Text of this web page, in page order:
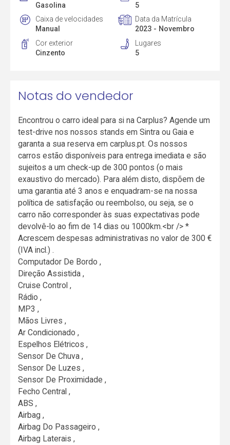
Gasolina
5
Caixa de velocidades
Manual
Data da Matrícula
2023 - Novembro
Cor exterior
Cinzento
Lugares
5
Notas do vendedor
Encontrou o carro ideal para si na Carplus? Agende um
test-drive nos nossos stands em Sintra ou Gaia e
garanta a sua reserva em carplus.pt. Os nossos
carros estão disponíveis para entrega imediata e são
sujeitos a um check-up de 300 pontos (o mais
exaustivo do mercado). Para além disto, dispõem de
uma garantia até 3 anos e enquadram-se na nossa
política de satisfação ou reembolso, ou seja, se o
carro não corresponder às suas expectativas pode
devolvê-lo ao fim de 14 dias ou 1000km.<br /> *
Acrescem despesas administrativas no valor de 300 €
(IVA incl.) .
Computador De Bordo ,
Direção Assistida ,
Cruise Control ,
Rádio ,
MP3 ,
Mãos Livres ,
Ar Condicionado ,
Espelhos Elétricos ,
Sensor De Chuva ,
Sensor De Luzes ,
Sensor De Proximidade ,
Fecho Central ,
ABS ,
Airbag ,
Airbag Do Passageiro ,
Airbag Laterais ,